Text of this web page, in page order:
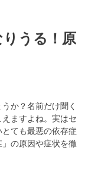
うる！原
か？名前だけ聞く
ますよね。実はセ
ても最悪の依存症
の原因や症状を徹